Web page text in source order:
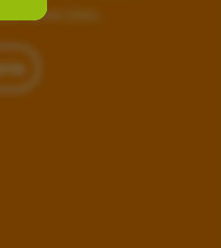
diversões.